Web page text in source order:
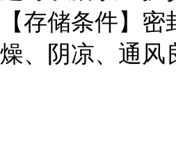
【存储条件】密
燥、阴凉、通风